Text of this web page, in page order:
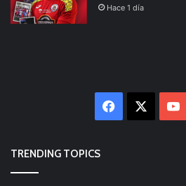
Hace 1 día
Facebook
TRENDING TOPICS